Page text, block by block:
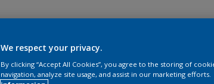
We respect your privacy.
By clicking “Accept All Cookies”, you agree to the storing of
navigation, analyze site usage, and assist in our marketing efforts.